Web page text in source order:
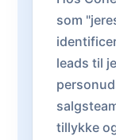
som
leads til
tillykke